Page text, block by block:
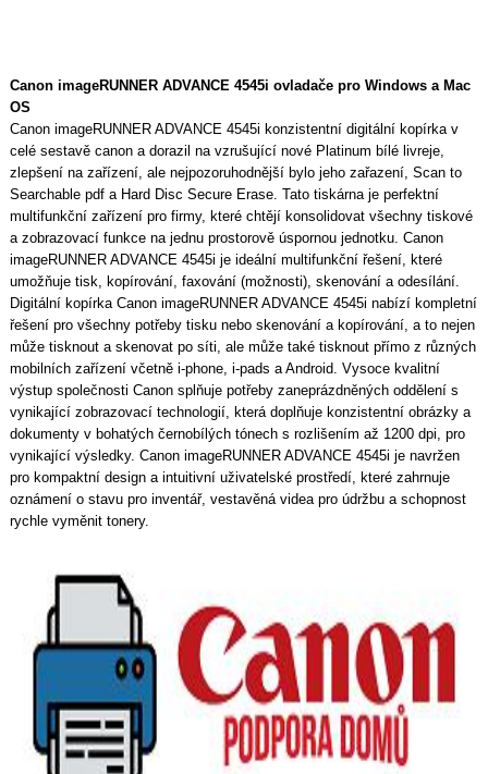
Canon imageRUNNER ADVANCE 4545i ovladače pro Windows a Mac
OS
Canon imageRUNNER ADVANCE 4545i konzistentní digitální kopírka v
celé sestavě canon a dorazil na vzrušující nové Platinum bílé livreje,
zlepšení na zařízení, ale nejpozoruhodnější bylo jeho zařazení, Scan to
Searchable pdf a Hard Disc Secure Erase. Tato tiskárna je perfektní
multifunkční zařízení pro firmy, které chtějí konsolidovat všechny tiskové
a zobrazovací funkce na jednu prostorově úspornou jednotku. Canon
imageRUNNER ADVANCE 4545i je ideální multifunkční řešení, které
umožňuje tisk, kopírování, faxování (možnosti), skenování a odesílání.
Digitální kopírka Canon imageRUNNER ADVANCE 4545i nabízí kompletní
řešení pro všechny potřeby tisku nebo skenování a kopírování, a to nejen
může tisknout a skenovat po síti, ale může také tisknout přímo z různých
mobilních zařízení včetně i-phone, i-pads a Android. Vysoce kvalitní
výstup společnosti Canon splňuje potřeby zaneprázdněných oddělení s
vynikající zobrazovací technologií, která doplňuje konzistentní obrázky a
dokumenty v bohatých černobílých tónech s rozlišením až 1200 dpi, pro
vynikající výsledky. Canon imageRUNNER ADVANCE 4545i je navržen
pro kompaktní design a intuitivní uživatelské prostředí, které zahrnuje
oznámení o stavu pro inventář, vestavěná videa pro údržbu a schopnost
rychle vyměnit tonery.